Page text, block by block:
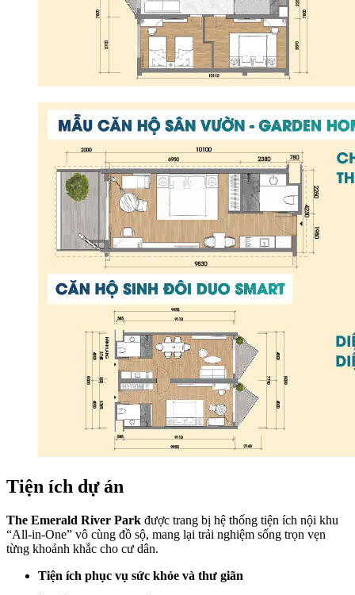
Tiện ích dự án
The Emerald River Park được trang bị hệ thống tiện ích nội khu
“All-in-One” vô cùng đồ sộ, mang lại trải nghiệm sống trọn vẹn
từng khoảnh khắc cho cư dân.
Tiện ích phục vụ sức khỏe và thư giãn